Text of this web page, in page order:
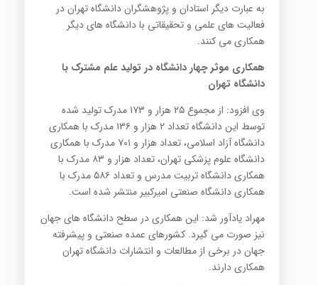
به عبارت دیگر استادان و پژوهشگران دانشگاه تهران در
فعالیت های علمی و تحقیقاتی با دانشگاه های دیگر
همکاری می کنند.
همکاری موثر چهار دانشگاه در تولید علم مشترک با
دانشگاه تهران
وی افزود: از مجموع ۲۵ هزار و ۱۷۳ مدرک تولید شده
توسط این دانشگاه تعداد ۲ هزار و ۱۳۶ مدرک با همکاری
دانشگاه آزاد اسلامی، تعداد هزار و ۷۰۱ مدرک با همکاری
دانشگاه علوم پزشکی تهران، تعداد هزار و ۸۳ مدرک با
همکاری دانشگاه تربیت مدرس و تعداد ۵۸۶ مدرک با
همکاری دانشگاه صنعتی امیرکبیر منتشر شده است.
مهراد یادآور شد: این همکاری در سطح دانشگاه های جهان
نیز صورت می گیرد. کشورهای عمده صنعتی و پیشرفته
جهان در برخی از مطالعات و انتشارات دانشگاه تهران
همکاری دارند.